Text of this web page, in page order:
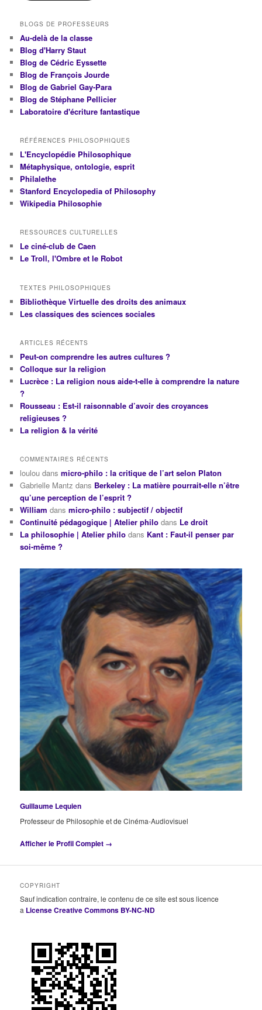
BLOGS DE PROFESSEURS
Au-delà de la classe
Blog d'Harry Staut
Blog de Cédric Eyssette
Blog de François Jourde
Blog de Gabriel Gay-Para
Blog de Stéphane Pellicier
Laboratoire d'écriture fantastique
RÉFÉRENCES PHILOSOPHIQUES
L'Encyclopédie Philosophique
Métaphysique, ontologie, esprit
Philalethe
Stanford Encyclopedia of Philosophy
Wikipedia Philosophie
RESSOURCES CULTURELLES
Le ciné-club de Caen
Le Troll, l'Ombre et le Robot
TEXTES PHILOSOPHIQUES
Bibliothèque Virtuelle des droits des animaux
Les classiques des sciences sociales
ARTICLES RÉCENTS
Peut-on comprendre les autres cultures ?
Colloque sur la religion
Lucrèce : La religion nous aide-t-elle à comprendre la nature
?
Rousseau : Est-il raisonnable d’avoir des croyances
religieuses ?
La religion & la vérité
COMMENTAIRES RÉCENTS
loulou dansmicro-philo : la critique de l’art selon Platon
Gabrielle Mantz dans Berkeley : La matière pourrait-elle n’être
qu’une perception de l’esprit ?
William dansmicro-philo : subjectif / objectif
Continuité pédagogique | Atelier philo dans Le droit
La philosophie | Atelier philo dans Kant : Faut-il penser par
soi-même ?
Guillaume Lequien
Professeur de Philosophie et de Cinéma-Audiovisuel
Afficher le Profil Complet →
COPYRIGHT
Sauf indication contraire, le contenu de ce site est sous licence
a License Creative Commons BY-NC-ND